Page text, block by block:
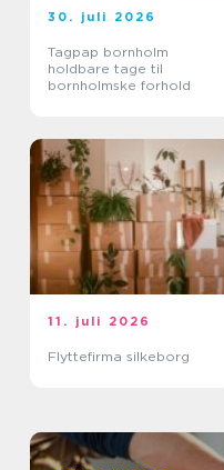
30. juli 2026
Tagpap bornholm
holdbare tage til
bornholmske forhold
11. juli 2026
Flyttefirma silkeborg